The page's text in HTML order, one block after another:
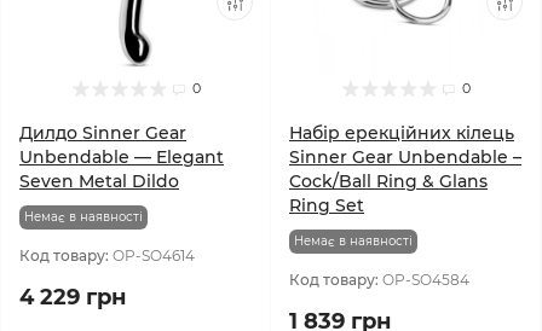
0
Дилдо Sinner Gear
Unbendable — Elegant
Seven Metal Dildo
Немає в наявності
Код товару: OP-SO4614
4 229 грн
0
Набір ерекційних кілець
Sinner Gear Unbendable –
Cock/Ball Ring & Glans
Ring Set
Немає в наявності
Код товару: OP-SO4584
1 839 грн